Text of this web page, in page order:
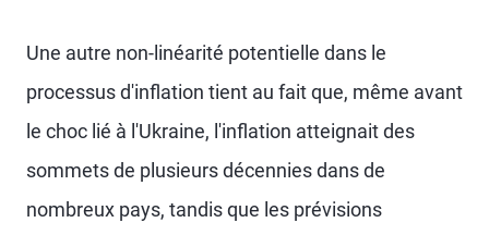
Une autre non-linéarité potentielle dans le
processus d'inflation tient au fait que, même avant
le choc lié à l'Ukraine, l'inflation atteignait des
sommets de plusieurs décennies dans de
nombreux pays, tandis que les prévisions